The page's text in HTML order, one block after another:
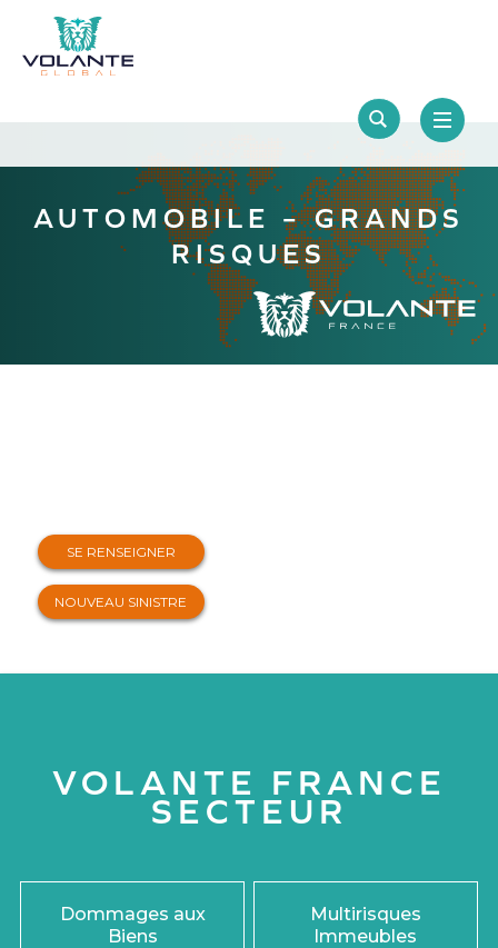
AUTOMOBILE – GRANDS
RISQUES
SE RENSEIGNER
NOUVEAU SINISTRE
VOLANTE FRANCE
SECTEUR
Dommages aux
Biens
Multirisques
Immeubles